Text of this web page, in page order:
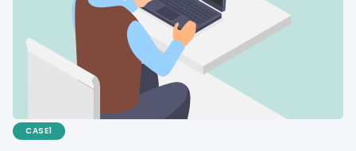
CASE